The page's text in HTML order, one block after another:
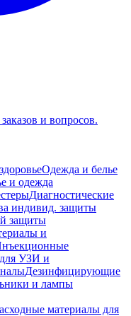
и вопросов.
Одежда и белье
и одежда
Диагностические
индивид. защиты
защиты
и
УЗИ и
Дезинфицирующие
и лампы
материалы для